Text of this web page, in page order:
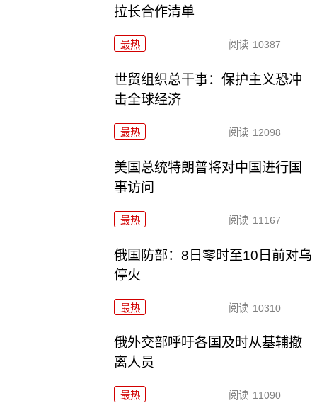
拉长合作清单
最热 阅读 10387
世贸组织总干事：保护主义恐冲
击全球经济
最热 阅读 12098
美国总统特朗普将对中国进行国
事访问
最热 阅读 11167
俄国防部：8日零时至10日前对乌
停火
最热 阅读 10310
俄外交部呼吁各国及时从基辅撤
离人员
最热 阅读 11090